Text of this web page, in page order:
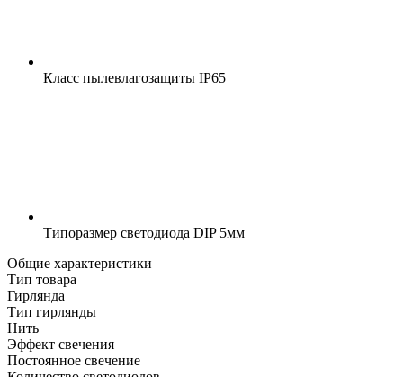
Класс пылевлагозащиты IP65
Типоразмер светодиода DIP 5мм
Общие характеристики
Тип товара
Гирлянда
Тип гирлянды
Нить
Эффект свечения
Постоянное свечение